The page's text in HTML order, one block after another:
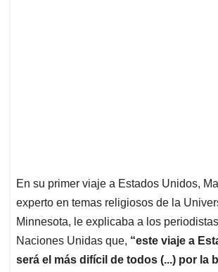
En su primer viaje a Estados Unidos,
experto en temas religiosos de la
Minnesota, le explicaba a los
Naciones Unidas que, “este viaje a
será el más difícil de todos (...) por la